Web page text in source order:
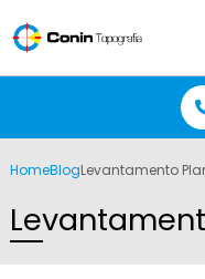
HomeBlogLevantamento